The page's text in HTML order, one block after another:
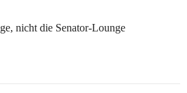
nicht die Senator-Lounge